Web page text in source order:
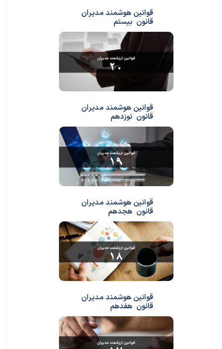
قوانین هوشمند مدیران
قانون بیستم
قوانین هوشمند مدیران
قانون نوزدهم
قوانین هوشمند مدیران
قانون هجدهم
قوانین هوشمند مدیران
قانون هفدهم